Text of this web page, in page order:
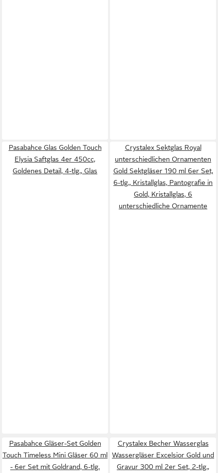
Pasabahce Glas Golden Touch
Elysia Saftglas 4er 450cc,
Goldenes Detail, 4-tlg., Glas
Crystalex Sektglas Royal
unterschiedlichen Ornamenten
Gold Sektgläser 190 ml 6er Set,
6-tlg., Kristallglas, Pantografie in
Gold, Kristallglas, 6
unterschiedliche Ornamente
Pasabahce Gläser-Set Golden
Touch Timeless Mini Gläser 60 ml
- 6er Set mit Goldrand, 6-tlg.
Crystalex Becher Wasserglas
Wassergläser Excelsior Gold und
Gravur 300 ml 2er Set, 2-tlg.,